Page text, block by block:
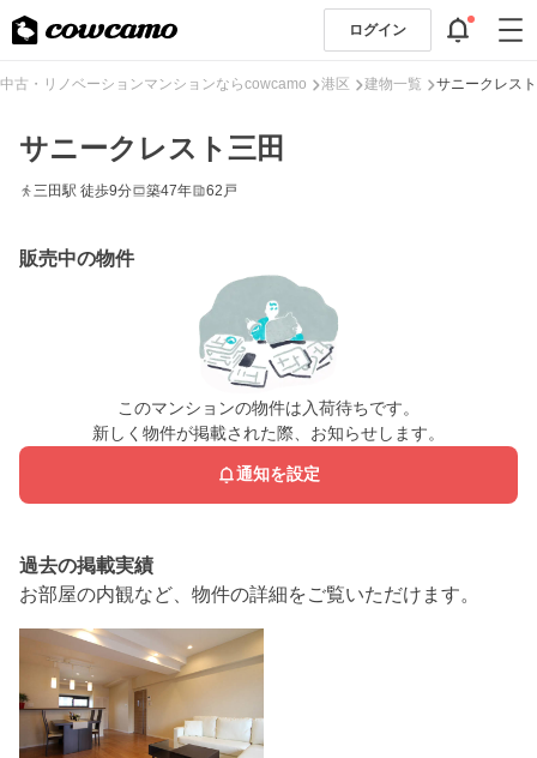
ログイン
中古・リノベーションマンションならcowcamo 港区 建物一覧 サニークレス
サニークレスト三田
三田駅 徒歩9分 築47年 62戸
販売中の物件
このマンションの物件は入荷待ちです。
新しく物件が掲載された際、お知らせします。
通知を設定
過去の掲載実績
お部屋の内観など、物件の詳細をご覧いただけます。